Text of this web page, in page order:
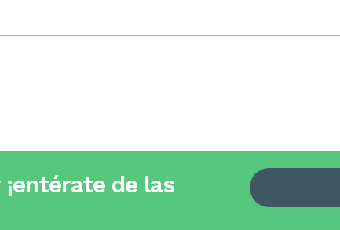
¡entérate de las